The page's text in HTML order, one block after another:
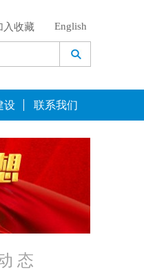
入收藏 English
设 联系我们
态